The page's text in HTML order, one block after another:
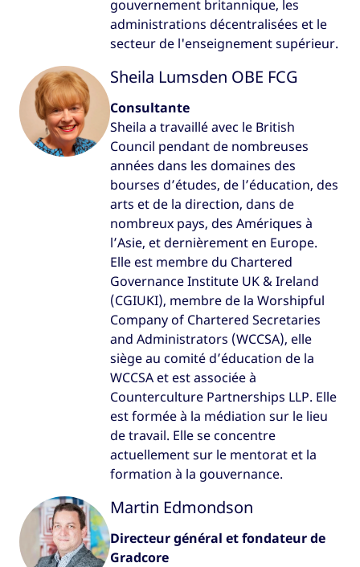
gouvernement britannique, les
administrations décentralisées et le
secteur de l'enseignement supérieur.
Consultante
Sheila a travaillé avec le British
Council pendant de nombreuses
années dans les domaines des
bourses d’études, de l’éducation, des
arts et de la direction, dans de
nombreux pays, des Amériques à
l’Asie, et dernièrement en Europe.
Elle est membre du Chartered
Governance Institute UK & Ireland
(CGIUKI), membre de la Worshipful
Company of Chartered Secretaries
and Administrators (WCCSA), elle
siège au comité d’éducation de la
WCCSA et est associée à
Counterculture Partnerships LLP. Elle
est formée à la médiation sur le lieu
de travail. Elle se concentre
actuellement sur le mentorat et la
formation à la gouvernance.
Sheila Lumsden OBE FCG
Directeur général et fondateur de
Gradcore
Martin Edmondson